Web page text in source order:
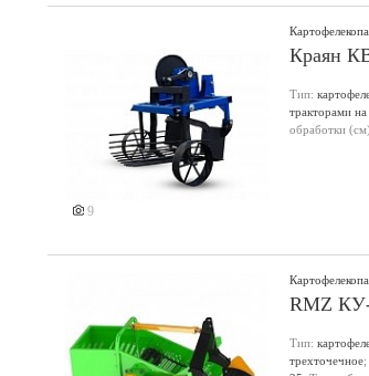
9
Краян
Тип:
тракторами
обработки
RMZ
Тип:
трехточечное